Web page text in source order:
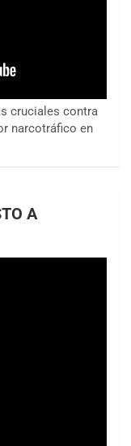
cruciales contra
narcotráfico en
A